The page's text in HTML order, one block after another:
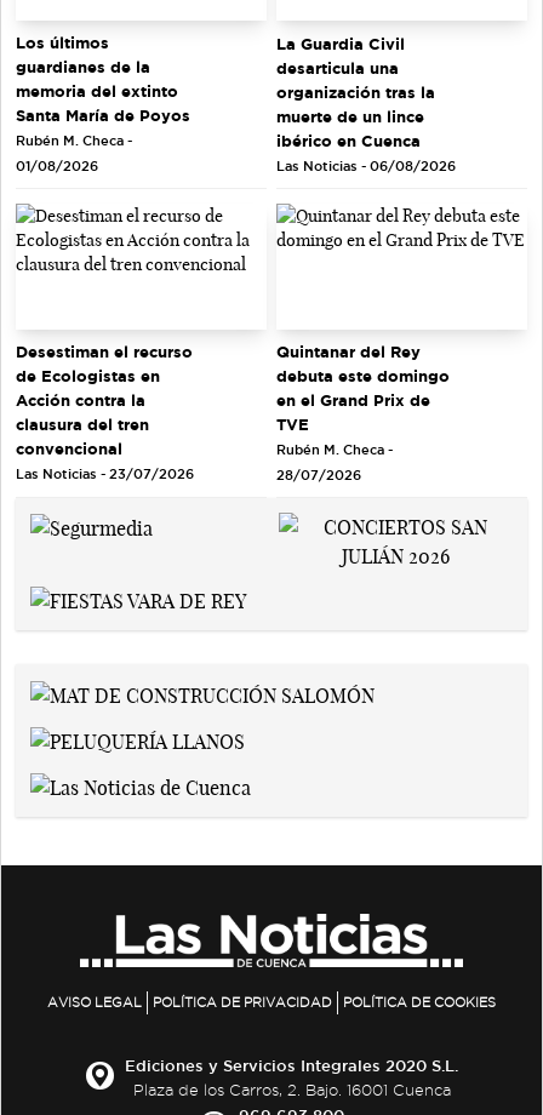
Los últimos
guardianes de la
memoria del extinto
Santa María de Poyos
Rubén M. Checa -
01/08/2026
La Guardia Civil
desarticula una
organización tras la
muerte de un lince
ibérico en Cuenca
Las Noticias - 06/08/2026
Desestiman el recurso
de Ecologistas en
Acción contra la
clausura del tren
convencional
Las Noticias - 23/07/2026
Quintanar del Rey
debuta este domingo
en el Grand Prix de
TVE
Rubén M. Checa -
28/07/2026
AVISO LEGAL POLÍTICA DE PRIVACIDAD POLÍTICA DE COOKIES
Ediciones y Servicios Integrales 2020 S.L.
Plaza de los Carros, 2. Bajo. 16001 Cuenca